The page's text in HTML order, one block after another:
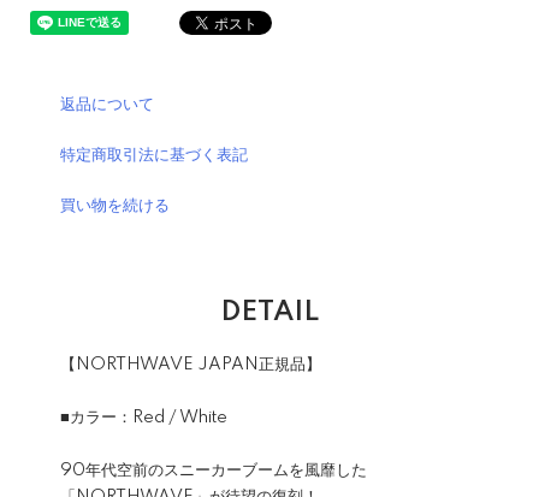
返品について
特定商取引法に基づく表記
買い物を続ける
DETAIL
【NORTHWAVE JAPAN正規品】
■カラー：Red / White
90年代空前のスニーカーブームを風靡した